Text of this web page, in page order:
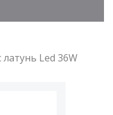
Led 36W